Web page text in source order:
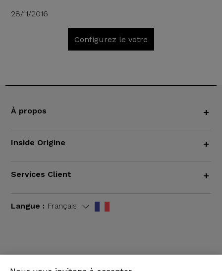
28/11/2016
Configurez le votre
À propos +
Inside Origine +
Services Client +
Langue : Français